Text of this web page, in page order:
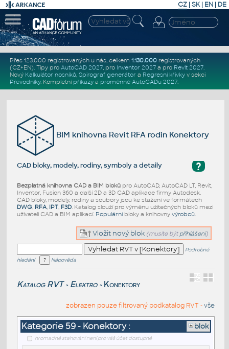
CZ | SK| EN | DE
Přes 123.000 registrovaných u nás, celkem 1.130.000registrovaných
(CZ+EN). Tipy pro AutoCAD 2027, pro Inventor 2027a pro Revit 2027.
Nový Kalkulátor nosníků, Spirograf generátor a Regresní křivkyv sekci
Převodníky. Kompletní příkazya proměnné AutoCADu 2027.
BIM knihovna Revit RFA rodin Konektory
?
CAD bloky, modely, rodiny, symboly a detaily
Bezplatná knihovna CAD a BIM blokůpro AutoCAD, AutoCAD LT, Revit,
Inventor, Fusion 360 a další 2D a 3D CAD aplikace firmy Autodesk.
CAD bloky, modely, rodiny a soubory jsou ke stažení ve formátech
DWG, RFA, IPT, F3D. Katalog slouží pro výměnu užitečných bloků mezi
uživateli CAD a BIM aplikací. Populárníbloky a knihovny výrobců.
Vložit nový blok (musíte být přihlášeni)
Podrobné
hledání
Nápověda
Katalog RVT > Elektro > Konektory
zobrazen pouze filtrovaný podkatalog RVT -vše
Kategorie 59 - Konektory : blok
hromadné stahování není pro váš účet dostupné